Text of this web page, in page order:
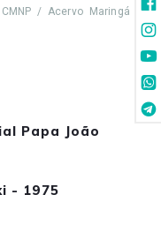
/ Acervo Maringá
Papa João
- 1975